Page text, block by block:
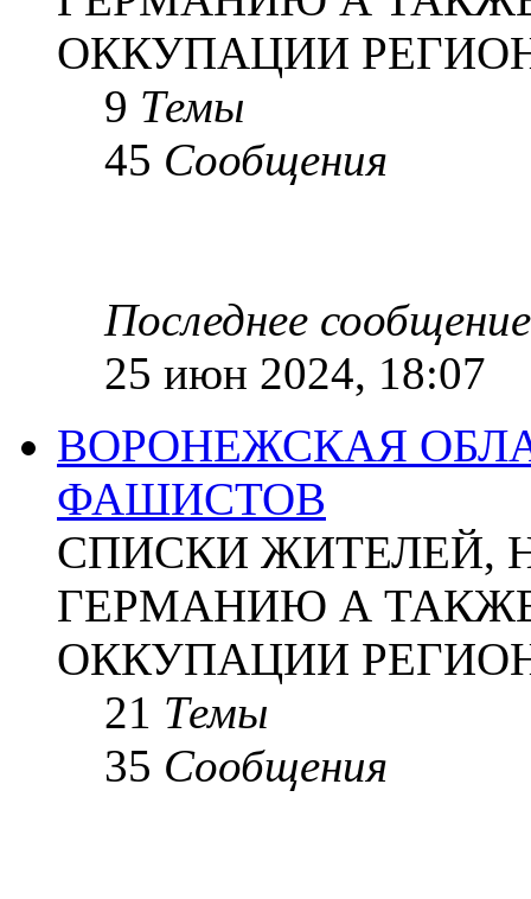
ОККУПАЦИИ
9 Темы
45 Сообщения
Последнее сообщение
25 июн 2024, 18:07
ВОРОНЕЖСКАЯ
ФАШИСТОВ
СПИСКИ ЖИТЕЛЕЙ,
ГЕРМАНИЮ А
ОККУПАЦИИ
21 Темы
35 Сообщения